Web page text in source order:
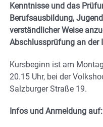
Kenntnisse und das
Berufsausbildung,
verständlicher Weise
Abschlussprüfung an der
Kursbeginn ist am
20.15 Uhr, bei der
Salzburger Straße 19.
Infos und Anmeldung auf: